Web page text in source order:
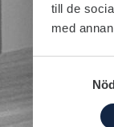
till de
med